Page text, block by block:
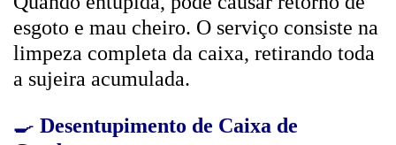
esgoto e mau cheiro. O serviço consiste na
limpeza completa da caixa, retirando toda
a sujeira acumulada.
🍳 Desentupimento de Caixa de